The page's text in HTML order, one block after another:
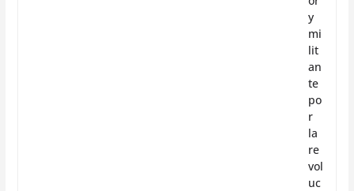
y
mi
lit
an
te
po
r
la
re
vol
uc